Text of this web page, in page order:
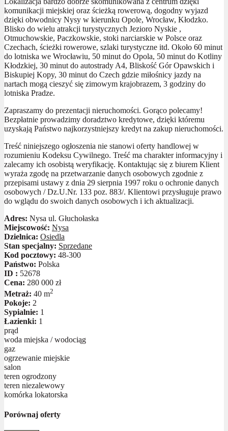
komunikacji miejskiej oraz ścieżką rowerową, dogodny wyjazd
dzięki obwodnicy Nysy w kierunku Opole, Wrocław, Kłodzko.
Blisko do wielu atrakcji turystycznych Jezioro Nyskie ,
Otmuchowskie, Paczkowskie, stoki narciarskie w Polsce oraz
Czechach, ścieżki rowerowe, szlaki turystyczne itd. Około 60 minut
do lotniska we Wrocławiu, 50 minut do Opola, 50 minut do Kotliny
Kłodzkiej, 30 minut do autostrady A4, Bliskość Gór Opawskich i
Biskupiej Kopy, 30 minut do Czech gdzie miłośnicy jazdy na
nartach mogą cieszyć się zimowym krajobrazem, 3 godziny do
lotniska Pradze.
Zapraszamy do prezentacji nieruchomości. Gorąco polecamy!
Bezpłatnie prowadzimy doradztwo kredytowe, dzięki któremu
uzyskają Państwo najkorzystniejszy kredyt na zakup nieruchomości.
Treść niniejszego ogłoszenia nie stanowi oferty handlowej w
rozumieniu Kodeksu Cywilnego. Treść ma charakter informacyjny i
zalecamy ich osobistą weryfikację. Kontaktując się z biurem Klient
wyraża zgodę na przetwarzanie danych osobowych zgodnie z
przepisami ustawy z dnia 29 sierpnia 1997 roku o ochronie danych
osobowych / Dz.U.Nr. 133 poz. 883/. Klientowi przysługuje prawo
do wglądu do swoich danych osobowych i ich aktualizacji.
Adres: Nysa ul. Głuchołaska
Miejscowość: Nysa
Dzielnica: Osiedla
Stan specjalny: Sprzedane
Kod pocztowy: 48-300
Państwo: Polska
ID : 52678
Cena: 280 000 zł
Metraż: 40 m2
Pokoje: 2
Sypialnie: 1
Łazienki: 1
prąd
woda miejska / wodociąg
gaz
ogrzewanie miejskie
salon
teren ogrodzony
teren niezalewowy
komórka lokatorska
Porównaj oferty